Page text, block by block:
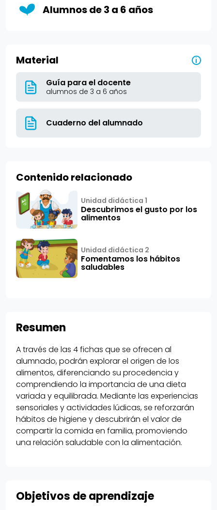
Resumen
A través de las 4 fichas que se ofrecen al
alumnado, podrán explorar el origen de los
alimentos, diferenciando su procedencia y
comprendiendo la importancia de una dieta
variada y equilibrada. Mediante las experiencias
sensoriales y actividades lúdicas, se reforzarán
hábitos de higiene y descubrirán el valor de
compartir la comida en familia, promoviendo
una relación saludable con la alimentación.
Objetivos de aprendizaje
Alumnos de 3 a 6 años
Material i
Guía para el docente
alumnos de 3 a 6 años
Cuaderno del alumnado
Contenido relacionado
Unidad didáctica 1
Descubrimos el gusto por los
alimentos
Unidad didáctica 2
Fomentamos los hábitos
saludables